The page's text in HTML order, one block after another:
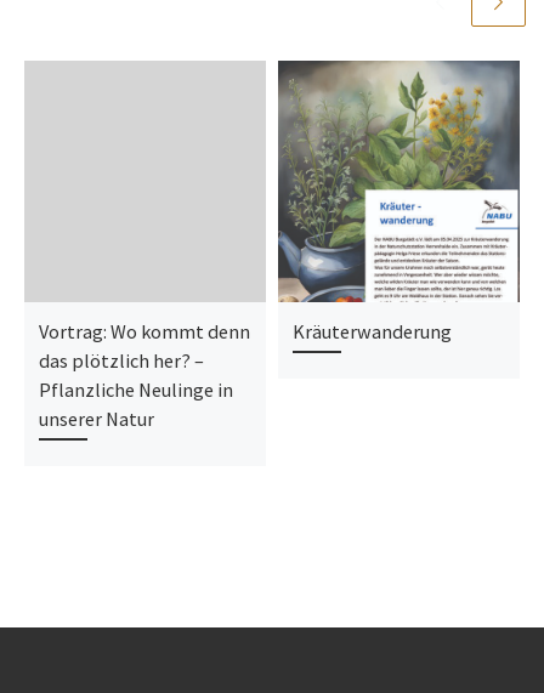
Vortrag: Wo kommt denn
das plötzlich her? –
Pflanzliche Neulinge in
unserer Natur
Kräuterwanderung